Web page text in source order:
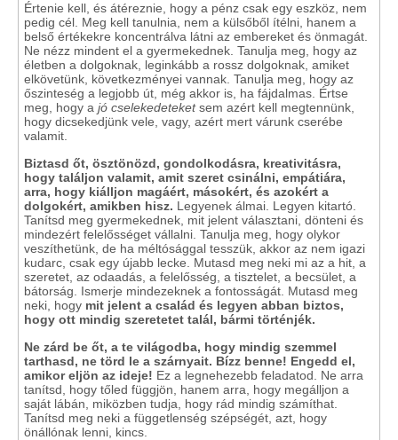
Értenie kell, és átéreznie, hogy a pénz csak egy eszköz, nem
pedig cél. Meg kell tanulnia, nem a külsőből ítélni, hanem a
belső értékekre koncentrálva látni az embereket és önmagát.
Ne nézz mindent el a gyermekednek. Tanulja meg, hogy az
életben a dolgoknak, leginkább a rossz dolgoknak, amiket
elkövetünk, következményei vannak. Tanulja meg, hogy az
őszinteség a legjobb út, még akkor is, ha fájdalmas. Értse
meg, hogy a jó cselekedeteketsem azért kell megtennünk,
hogy dicsekedjünk vele, vagy, azért mert várunk cserébe
valamit.
Biztasd őt, ösztönözd, gondolkodásra, kreativitásra,
hogy találjon valamit, amit szeret csinálni, empátiára,
arra, hogy kiálljon magáért, másokért, és azokért a
dolgokért, amikben hisz. Legyenek álmai. Legyen kitartó.
Tanítsd meg gyermekednek, mit jelent választani, dönteni és
mindezért felelősséget vállalni. Tanulja meg, hogy olykor
veszíthetünk, de ha méltósággal tesszük, akkor az nem igazi
kudarc, csak egy újabb lecke. Mutasd meg neki mi az a hit, a
szeretet, az odaadás, a felelősség, a tisztelet, a becsület, a
bátorság. Ismerje mindezeknek a fontosságát. Mutasd meg
neki, hogy mit jelent a család és legyen abban biztos,
hogy ott mindig szeretetet talál, bármi történjék.
Ne zárd be őt, a te világodba, hogy mindig szemmel
tarthasd, ne törd le a szárnyait. Bízz benne! Engedd el,
amikor eljön az ideje! Ez a legnehezebb feladatod. Ne arra
tanítsd, hogy tőled függjön, hanem arra, hogy megálljon a
saját lábán, miközben tudja, hogy rád mindig számíthat.
Tanítsd meg neki a függetlenség szépségét, azt, hogy
önállónak lenni, kincs.